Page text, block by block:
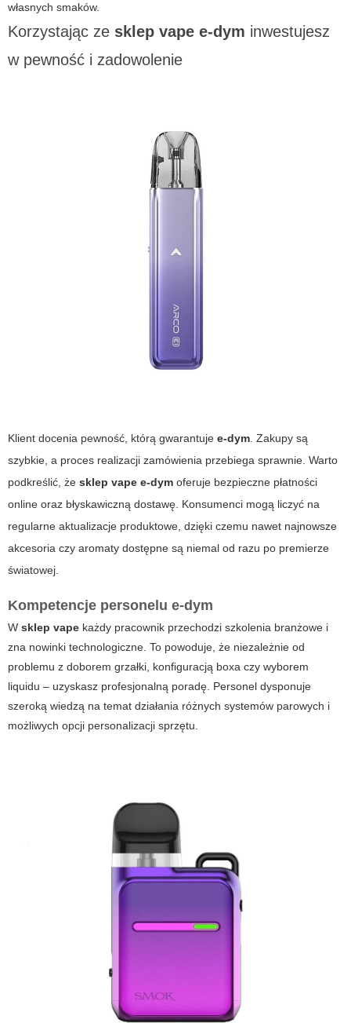
własnych smaków.
Korzystając ze sklep vape e-dym inwestujesz
w pewność i zadowolenie
Klient docenia pewność, którą gwarantuje e-dym. Zakupy są
szybkie, a proces realizacji zamówienia przebiega sprawnie. Warto
podkreślić, że sklep vape e-dym oferuje bezpieczne płatności
online oraz błyskawiczną dostawę. Konsumenci mogą liczyć na
regularne aktualizacje produktowe, dzięki czemu nawet najnowsze
akcesoria czy aromaty dostępne są niemal od razu po premierze
światowej.
Kompetencje personelu e-dym
W sklep vape każdy pracownik przechodzi szkolenia branżowe i
zna nowinki technologiczne. To powoduje, że niezależnie od
problemu z doborem grzałki, konfiguracją boxa czy wyborem
liquidu – uzyskasz profesjonalną poradę. Personel dysponuje
szeroką wiedzą na temat działania różnych systemów parowych i
możliwych opcji personalizacji sprzętu.